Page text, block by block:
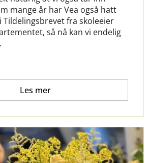
mange år har Vea også hatt
Tildelingsbrevet fra skoleeier
så nå kan vi endelig
Les mer